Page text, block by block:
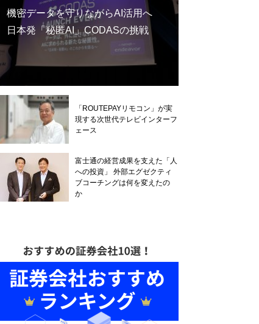
機密データを守りながらAI活用へ
日本発「秘匿AI」CODASの挑戦
「ROUTEPAYリモコン」が実
現する次世代テレビインターフ
ェース
富士通の経営成果を支えた「人
への投資」 外部エグゼクティ
ブコーチングは何を変えたの
か